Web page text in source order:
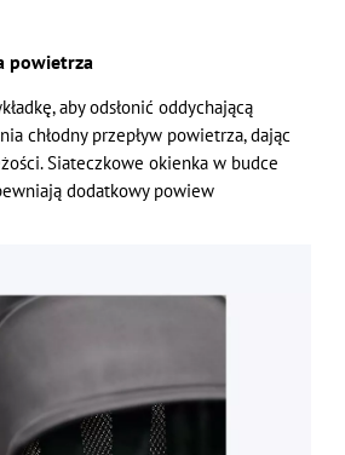
powietrza
aby odsłonić oddychającą
chłodny przepływ powietrza, dając
Siateczkowe okienka w budce
dodatkowy powiew